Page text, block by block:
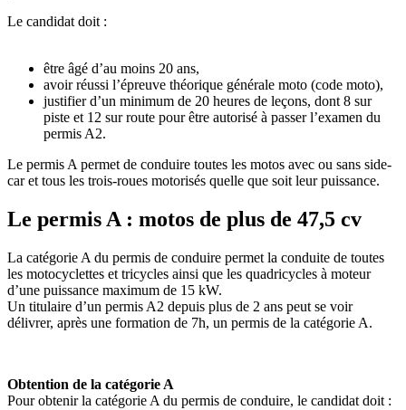
Le candidat doit :
être âgé d’au moins 20 ans,
avoir réussi l’épreuve théorique générale moto (code moto),
justifier d’un minimum de 20 heures de leçons, dont 8 sur
piste et 12 sur route pour être autorisé à passer l’examen du
permis A2.
Le permis A permet de conduire toutes les motos avec ou sans side-
car et tous les trois-roues motorisés quelle que soit leur puissance.
Le permis A : motos de plus de 47,5 cv
La catégorie A du permis de conduire permet la conduite de toutes
les motocyclettes et tricycles ainsi que les quadricycles à moteur
d’une puissance maximum de 15 kW.
Un titulaire d’un permis A2 depuis plus de 2 ans peut se voir
délivrer, après une formation de 7h, un permis de la catégorie A.
Obtention de la catégorie A
Pour obtenir la catégorie A du permis de conduire, le candidat doit :